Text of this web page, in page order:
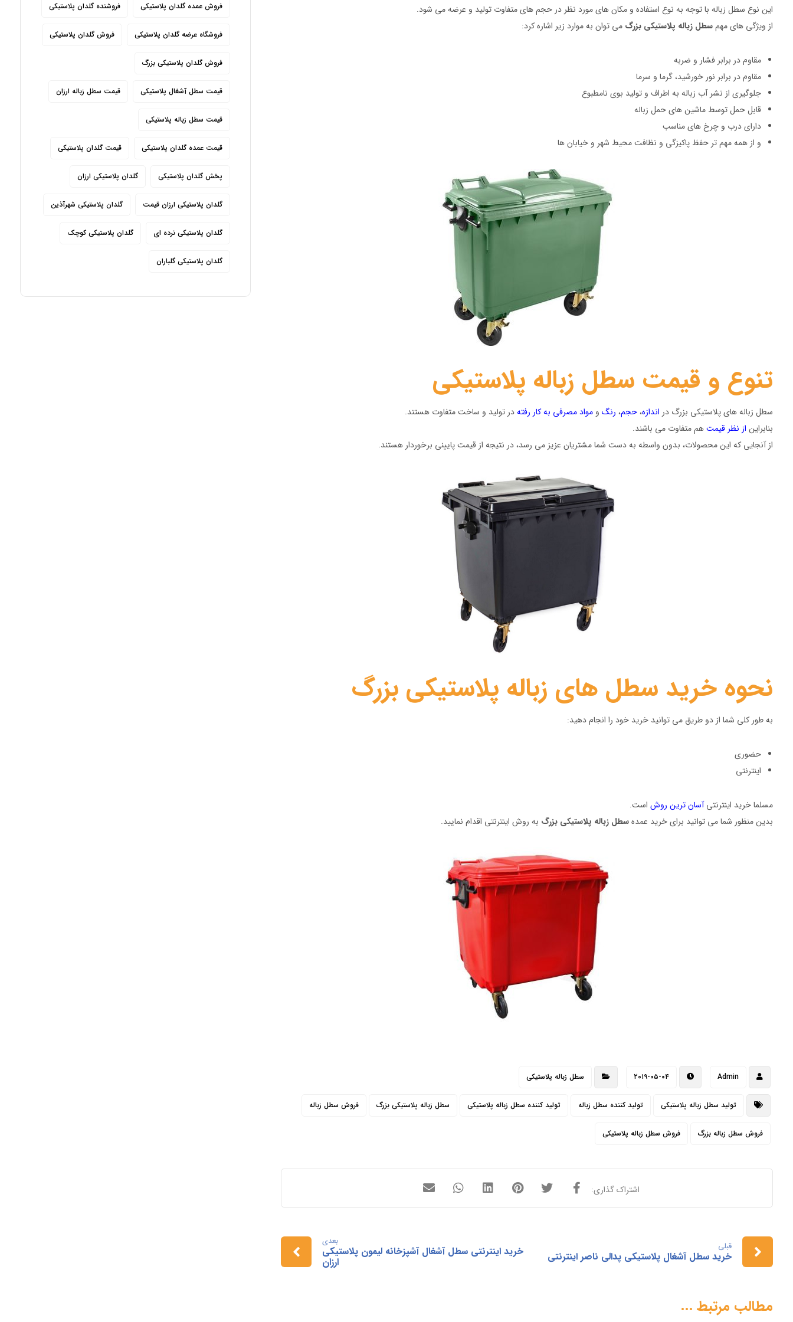
این نوع سطل زباله با توجه به نوع استفاده و مکان های مورد نظر در حجم های متفاوت تولید و عرضه می شود.
از ویژگی های مهمسطل زباله پلاستیکی بزرگ می توان به موارد زیر اشاره کرد:
مقاوم در برابر فشار و ضربه
مقاوم در برابر نور خورشید، گرما و سرما
جلوگیری از نشر آب زباله به اطراف و تولید بوی نامطبوع
قابل حمل توسط ماشین های حمل زباله
دارای درب و چرخ های مناسب
و از همه مهم تر حفظ پاکیزگی و نظافت محیط شهر و خیابان ها
تنوع و قیمت سطل زباله پلاستیکی
سطل زباله های پلاستیکی بزرگ در اندازه،حجم، رنگو مواد مصرفی به کار رفتهدر تولید و ساخت متفاوت هستند.
بنابرایناز نظر قیمتهم متفاوت می باشند.
از آنجایی که این محصولات، بدون واسطه به دست شما مشتریان عزیز می رسد، در نتیجه از قیمت پایینی برخوردار هستند.
نحوه خرید سطل های زباله پلاستیکی بزرگ
به طور کلی شما از دو طریق می توانید خرید خود را انجام دهید:
حضوری
اینترنتی
مسلما خرید اینترنتیآسان ترین روشاست.
بدین منظور شما می توانید برای خرید عمدهسطل زباله پلاستیکی بزرگ به روش اینترنتی اقدام نمایید.
Admin ۲۰۱۹-۰۵-۰۴ سطل زباله پلاستیکی
تولید سطل زباله پلاستیکی تولید کننده سطل زباله تولید کننده سطل زباله پلاستیکی سطل زباله پلاستیکی بزرگ فروش سطل زباله
فروش سطل زباله بزرگ فروش سطل زباله پلاستیکی
قبلی
خرید سطل آشغال پلاستیکی پدالی ناصر اینترنتی
بعدی
خرید اینترنتی سطل آشغال آشپزخانه لیمون پلاستیکی
ارزان
مطالب مرتبط ...
فروش عمده گلدان پلاستیکی فروشنده گلدان پلاستیکی
فروشگاه عرضه گلدان پلاستیکی فروش گلدان پلاستیکی
فروش گلدان پلاستیکی بزرگ
قیمت سطل آشغال پلاستیکی قیمت سطل زباله ارزان
قیمت سطل زباله پلاستیکی
قیمت عمده گلدان پلاستیکی قیمت گلدان پلاستیکی
پخش گلدان پلاستیکی گلدان پلاستیکی ارزان
گلدان پلاستیکی ارزان قیمت گلدان پلاستیکی شهرآذین
گلدان پلاستیکی نرده ای گلدان پلاستیکی کوچک
گلدان پلاستیکی گلباران